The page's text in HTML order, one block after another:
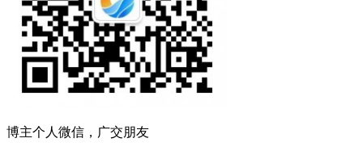
博主个人微信，广交朋友